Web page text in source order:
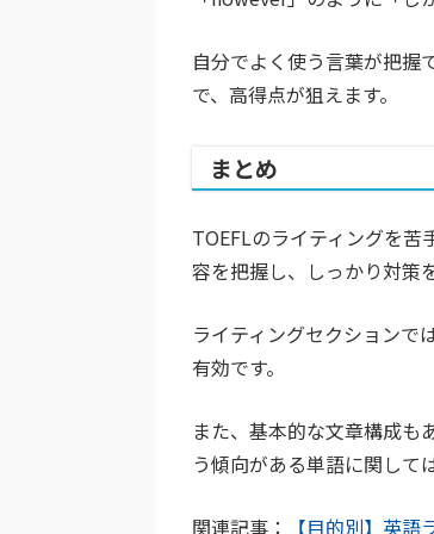
自分でよく使う言葉が把握
で、高得点が狙えます。
まとめ
TOEFLのライティングを
容を把握し、しっかり対策
ライティングセクションで
有効です。
また、基本的な文章構成も
う傾向がある単語に関して
関連記事： 【目的別】英